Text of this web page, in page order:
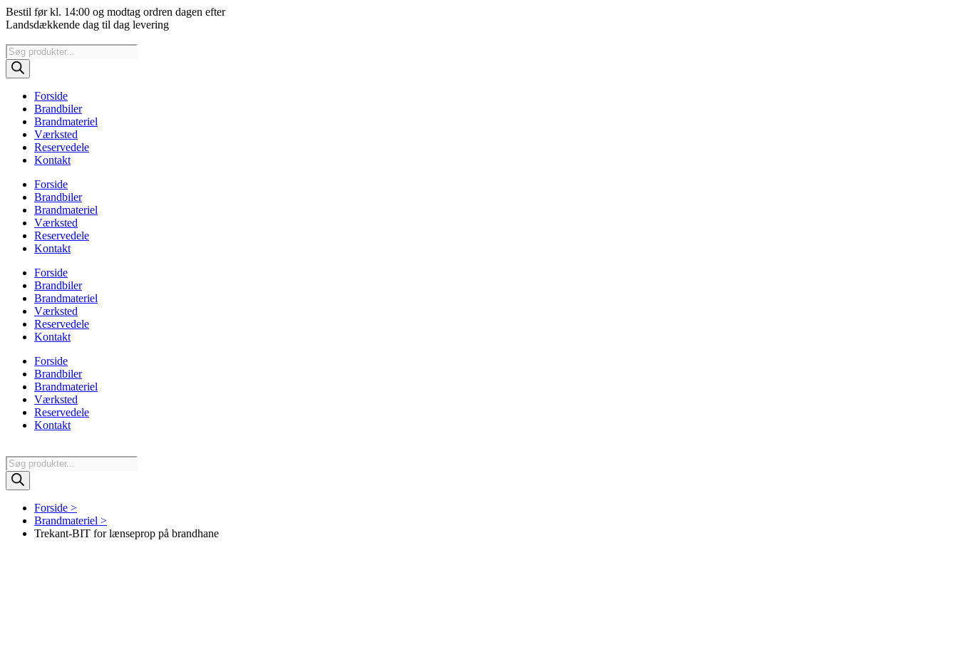
Videre
til
Bestil før kl. 14:00 og modtag ordren dagen efter
Landsdækkende dag til dag levering
Products
search
Forside
Brandbiler
Brandmateriel
Værksted
Reservedele
Kontakt
Forside
Brandbiler
Brandmateriel
Værksted
Reservedele
Kontakt
Forside
Brandbiler
Brandmateriel
Værksted
Reservedele
Kontakt
Forside
Brandbiler
Brandmateriel
Værksted
Reservedele
Kontakt
Products
search
Forside >
Brandmateriel >
Trekant-BIT for lænseprop på brandhane